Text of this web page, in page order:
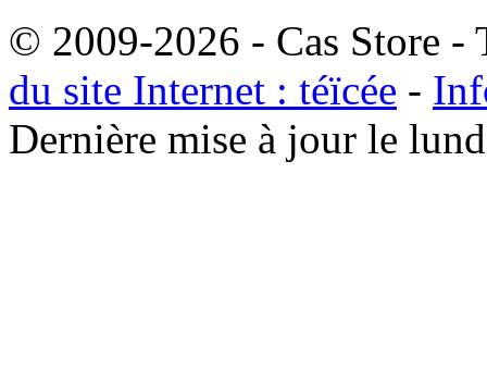
© 2009-2026 - Cas Store -
du site Internet : téïcée -
Dernière mise à jour le